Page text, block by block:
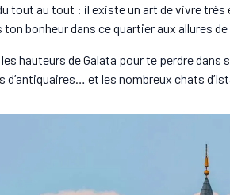
tout au tout : il existe un art de vivre
bonheur dans ce quartier aux allures
hauteurs de Galata pour te perdre
d’antiquaires… et les nombreux chats